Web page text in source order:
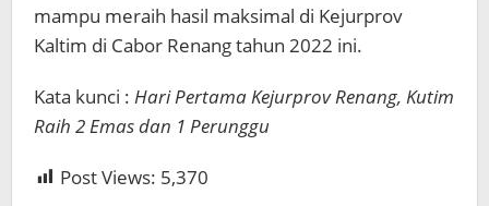
mampu meraih hasil maksimal di Kejurprov
Kaltim di Cabor Renang tahun 2022 ini.
Kata kunci : Hari Pertama Kejurprov Renang, Kutim
Raih 2 Emas dan 1 Perunggu
Post Views: 5,370